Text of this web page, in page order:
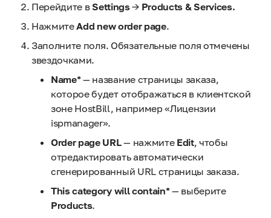
Перейдите вSettings→ Products & Services.
НажмитеAdd new order page.
Заполните поля. Обязательные поля отмечены
звездочками.
Name*— название страницы заказа,
которое будет отображаться в клиентской
зоне HostBill, например «Лицензии
ispmanager».
Order page URL— нажмите Edit, чтобы
отредактировать автоматически
сгенерированный URL страницы заказа.
This category will contain*— выберите
Products.